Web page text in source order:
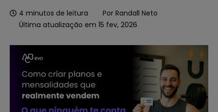
4 minutos de leitura Por Randall Neto
Última atualização em 15 fev, 2026